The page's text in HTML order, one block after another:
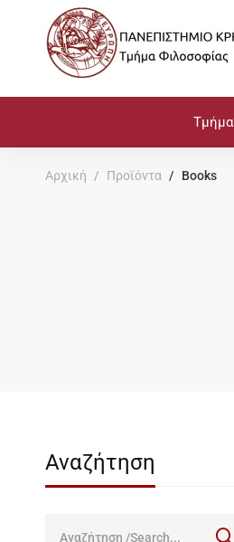
Τμήμα
Αρχική Προϊόντα Books
Αναζήτηση